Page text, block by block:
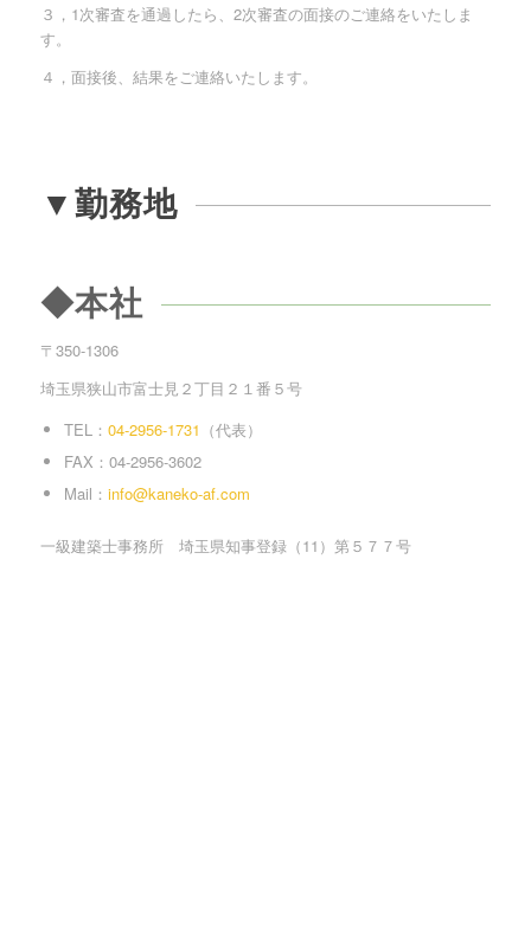
３，1次審査を通過したら、2次審査の面接のご連絡をいたしま
す。
４，面接後、結果をご連絡いたします。
▼勤務地
◆本社
〒350-1306
埼玉県狭山市富士見２丁目２１番５号
TEL： 04-2956-1731 （代表）
FAX：04-2956-3602
Mail： info@kaneko-af.com
一級建築士事務所 埼玉県知事登録（11）第５７７号